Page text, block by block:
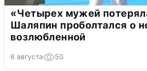
«Четырех мужей
Шаляпин проболтался о
возлюбленной
6 августа 50